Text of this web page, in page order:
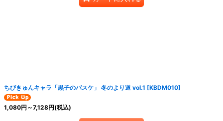
ちびきゅんキャラ「黒子のバスケ」 冬のより道 vol.1 [KBDM010]
1,080円 ～7,128円(税込)